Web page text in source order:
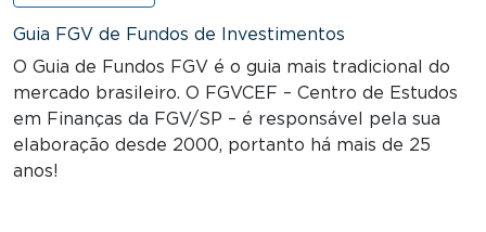
Guia FGV de Fundos de Investimentos
O Guia de Fundos FGV é o guia mais tradicional do
mercado brasileiro. O FGVCEF – Centro de Estudos
em Finanças da FGV/SP – é responsável pela sua
elaboração desde 2000, portanto há mais de 25
anos!